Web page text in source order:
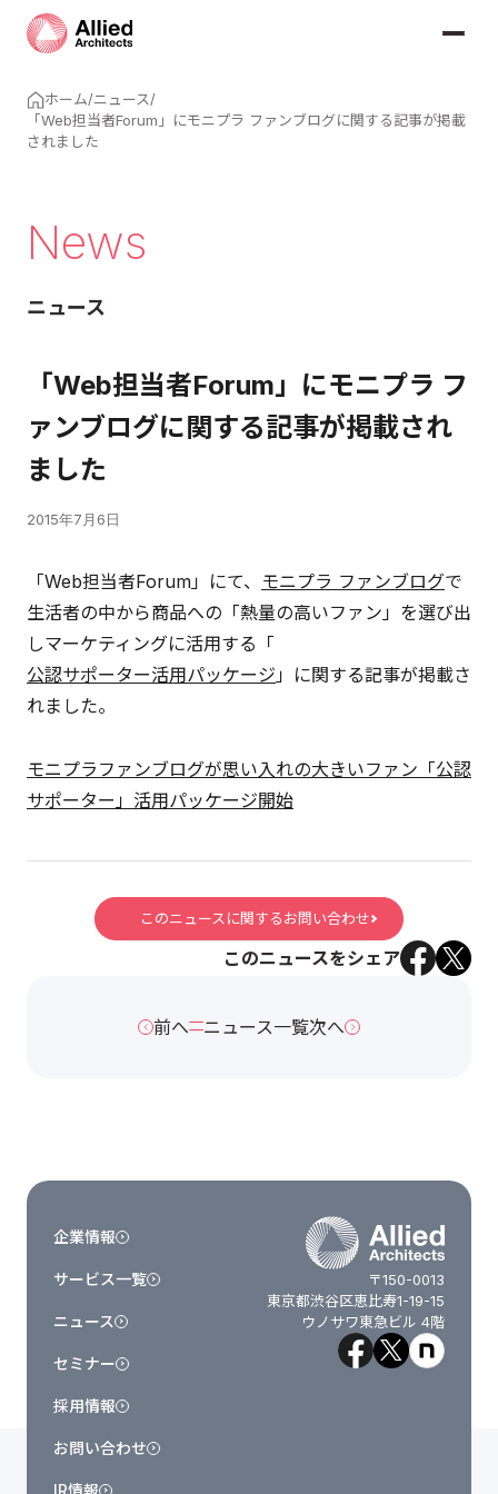
ホーム/ニュース/
「Web担当者Forum」にモニプラ ファンブログに関する記事が掲載
されました
News
ニュース
「Web担当者Forum」にモニプラ フ
ァンブログに関する記事が掲載され
ました
2015年7月6日
「Web担当者Forum」にて、 モニプラ ファンブログで
生活者の中から商品への「熱量の高いファン」を選び出
しマーケティングに活用する「
公認サポーター活用パッケージ 」に関する記事が掲載さ
れました。
モニプラファンブログが思い入れの大きいファン「公認
サポーター」活用パッケージ開始
このニュースに関するお問い合わせ
このニュースをシェア
前へ ニュース一覧次へ
〒150-0013
東京都渋谷区恵比寿1-19-15
ウノサワ東急ビル 4階
企業情報
サービス一覧
ニュース
セミナー
採用情報
お問い合わせ
IR情報